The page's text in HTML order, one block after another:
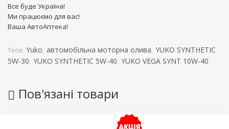
Все буде Україна!
Ми працюємо для вас!
Ваша АвтоАптека!
Теги: Yuko, автомобільна моторна олива, YUKO SYNTHETIC
5W-30, YUKO SYNTHETIC 5W-40, YUKO VEGA SYNT 10W-40
Пов'язані товари